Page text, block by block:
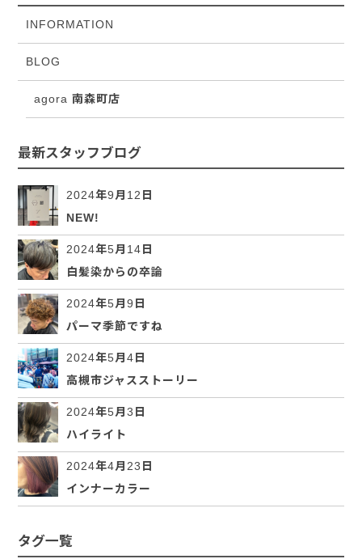
INFORMATION
BLOG
agora 南森町店
最新スタッフブログ
2024年9月12日
NEW!
2024年5月14日
白髪染からの卒論
2024年5月9日
パーマ季節ですね
2024年5月4日
高槻市ジャスストーリー
2024年5月3日
ハイライト
2024年4月23日
インナーカラー
タグ一覧